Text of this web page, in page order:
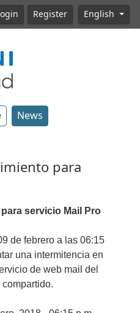
Register English
News
para
servicio Mail Pro
de febrero a las 06:15
una intermitencia en
de web mail del